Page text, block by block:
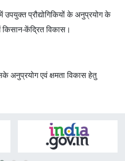
उपयुक्त प्रौद्योगिकियों के अनुप्रयोग के
किसान-केंद्रित विकास।
अनुप्रयोग एवं क्षमता विकास हेतु